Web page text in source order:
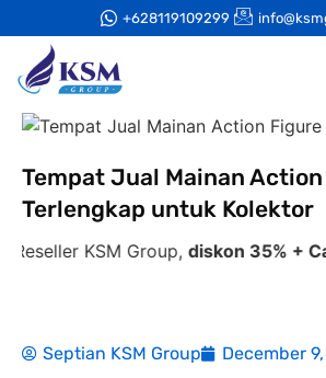
+628119109299
Tempat Jual Mainan
Terlengkap untuk Kolektor
KSM Group,diskon 35% +
Septian KSM Group December